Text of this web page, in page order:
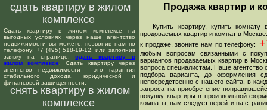
сдать квартиру в жилом
комплексе
Сдать квартиру в жилом комплексе на
выгодных условиях через наше агентство
недвижимости вы можете, позвонив нам по
телефону: +7 (495) 518-19-12, или заполнив
заявку на странице:сдать квартиру в
жилом комплексе . Сдать квартиру через
агентство недвижимости - это гарантия
стабильного дохода, юридической и
финансовой защищенности.
снять квартиру в жилом
комплексе
Продажа квартир и
Купить квартиру, купить комнату
продоваемых квартир и комнат в
к продаже, звоните нам по телефону:
любым вопросам связанными с
вариантов продаваемых квартир в
вопроса специалистам. Наше агентство
подбора варианта, до оформления
непосредственно с нашего сайта, в
запроса на приобретение
покупку квартиры в произвольной
комнаты, вам следует перейти на